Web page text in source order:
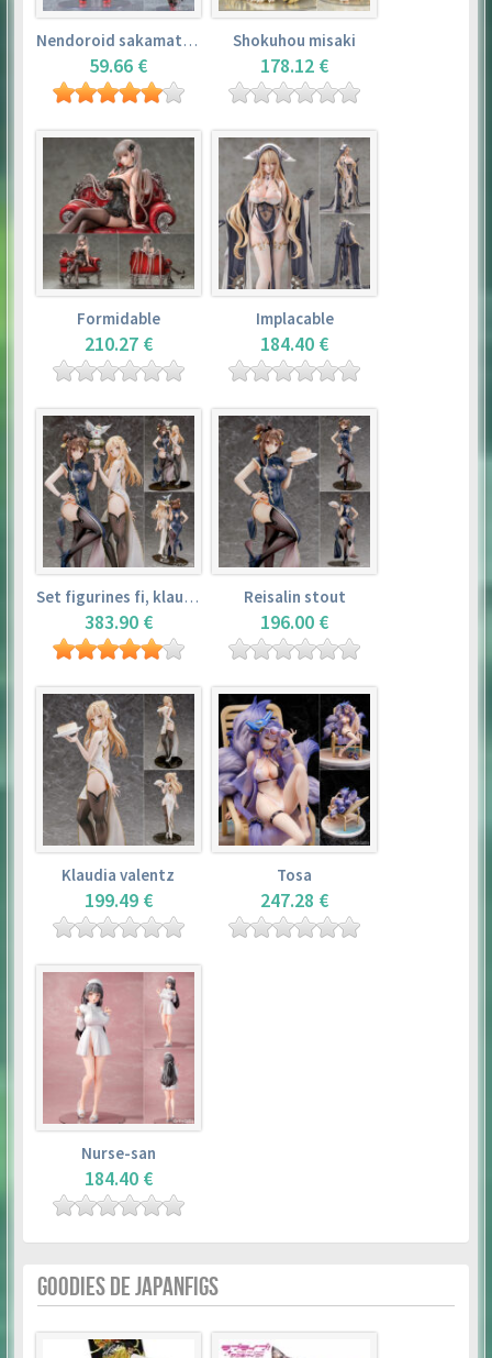
Nendoroid sakamata chloe
59.66 €
Shokuhou misaki
178.12 €
Formidable
210.27 €
Implacable
184.40 €
Set figurines fi, klaudia valentz, reisalin stout
383.90 €
Reisalin stout
196.00 €
Klaudia valentz
199.49 €
Tosa
247.28 €
Nurse-san
184.40 €
GOODIES DE JAPANFIGS